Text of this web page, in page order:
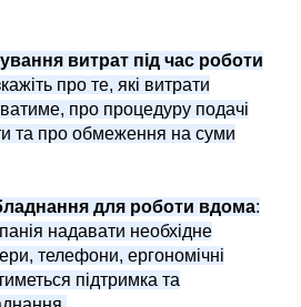
витрат під час роботи
про те, які витрати
про процедуру подачі
та про обмеження на суми
для роботи вдома:
надавати необхідне
телефони, ергономічні
підтримка та